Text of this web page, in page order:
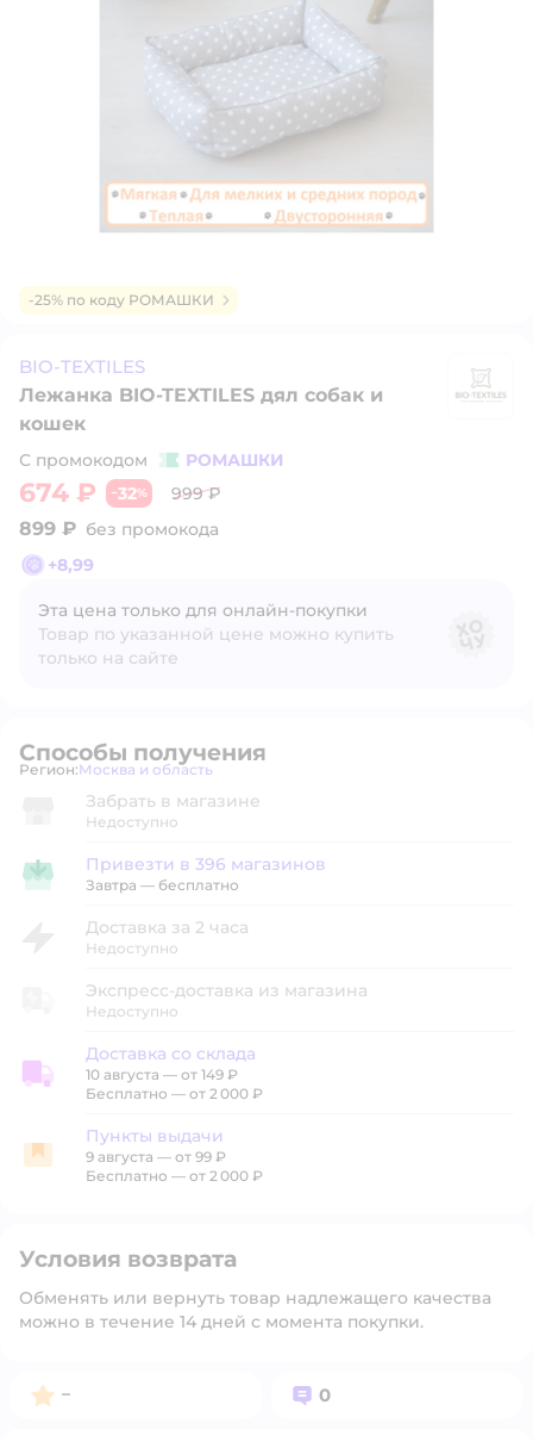
-25% по коду РОМАШКИ
BIO-TEXTILES
Лежанка BIO-TEXTILES дял собак и
кошек
С промокодом РОМАШКИ
674 ₽ −32% 999 ₽
899 ₽ без промокода
+8,99
Эта цена только для онлайн‑покупки
Товар по указанной цене можно купить
только на сайте
Способы получения
Регион: Выбор адреса доставки.
Москва и область
Забрать в магазине
Недоступно
Привезти в магазин
Привезти в 396 магазинов
Завтра — бесплатно
Доставка за 2 часа
Недоступно
Экспресс-доставка из магазина
Недоступно
Доставка со склада
Доставка со склада
10 августа — от 149 ₽
Бесплатно — от 2 000 ₽
Пункты выдачи
Пункты выдачи
9 августа — от 99 ₽
Бесплатно — от 2 000 ₽
Условия возврата
Обменять или вернуть товар надлежащего качества
можно в течение 14 дней с момента покупки.
Рейтинг:
– Вопросов:
0